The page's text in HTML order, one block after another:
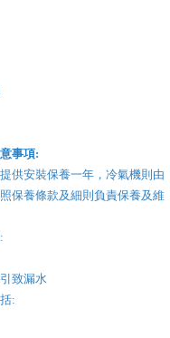
事項:
供安裝保養一年，冷氣機則由
保養條款及細則負責保養及維
致漏水
: